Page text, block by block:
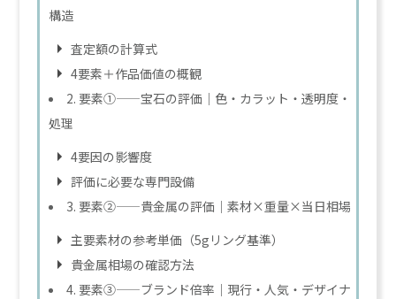
構造
査定額の計算式
4要素＋作品価値の概観
2. 要素①——宝石の評価｜色・カラット・透明度・
処理
4要因の影響度
評価に必要な専門設備
3. 要素②——貴金属の評価｜素材×重量×当日相場
主要素材の参考単価（5gリング基準）
貴金属相場の確認方法
4. 要素③——ブランド倍率｜現行・人気・デザイナ